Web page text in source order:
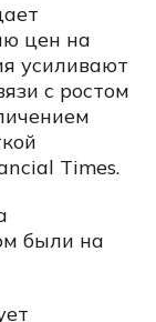
цен на
усиливают
с ростом
Times.
были на